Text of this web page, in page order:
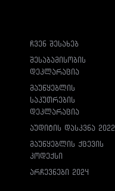
ჩვენ შესახებ
შესაბამისობის
დეკლარაცია
მაუწყებლის
საკუთრების
დეკლარაცია
აუდიტის დასკვნა 2022
მაუწყებლის ქცევის
კოდექსი
არჩევნები 2024